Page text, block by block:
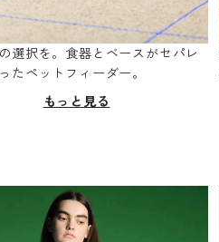
選択を。食器とベースがセパレ
たペットフィーダー。
もっと見る